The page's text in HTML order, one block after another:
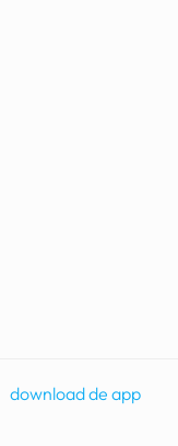
download de app